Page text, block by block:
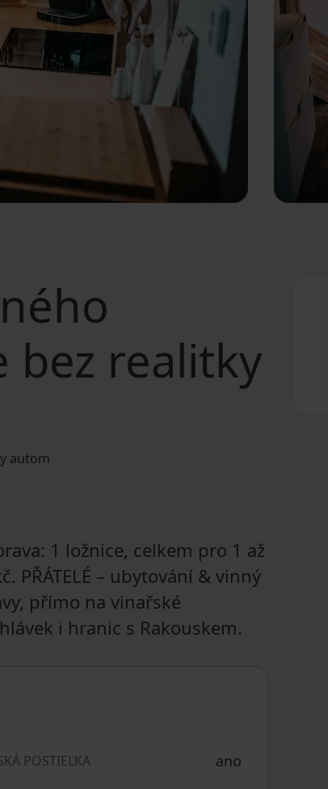
bez realitky
autom
1 ložnice, celkem pro 1 až
PŘÁTELÉ – ubytování & vinný
přímo na vinařské
i hranic s Rakouskem.
POSTIEĽKA ano